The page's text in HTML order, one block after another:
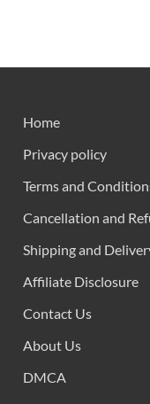
Home
Privacy policy
Terms and
Cancellation and
Shipping and
Affiliate Disclosure
Contact Us
About Us
DMCA